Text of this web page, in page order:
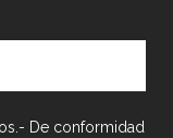
De conformidad